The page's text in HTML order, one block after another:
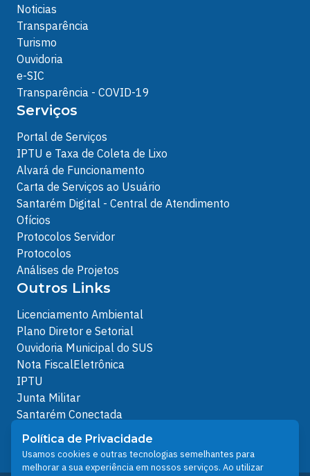
Noticias
Transparência
Turismo
Ouvidoria
e-SIC
Transparência - COVID-19
Serviços
Portal de Serviços
IPTU e Taxa de Coleta de Lixo
Alvará de Funcionamento
Carta de Serviços ao Usuário
Santarém Digital - Central de Atendimento
Ofícios
Protocolos Servidor
Protocolos
Análises de Projetos
Outros Links
Licenciamento Ambiental
Plano Diretor e Setorial
Ouvidoria Municipal do SUS
Nota FiscalEletrônica
IPTU
Junta Militar
Santarém Conectada
Política de Privacidade
People illustrations by Storyset
Política de Privacidade
Usamos cookies e outras tecnologias semelhantes para
melhorar a sua experiência em nossos serviços. Ao utilizar